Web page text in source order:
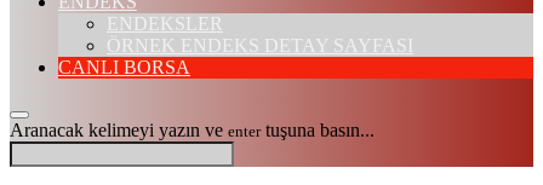
ENDEKSLER
ÖRNEK ENDEKS DETAY SAYFASI
CANLI BORSA
Aranacak kelimeyi yazın ve entertuşuna basın...